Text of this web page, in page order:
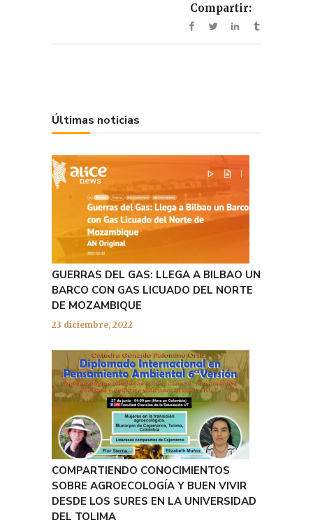
Compartir:
Últimas noticias
GUERRAS DEL GAS: LLEGA A BILBAO UN
BARCO CON GAS LICUADO DEL NORTE
DE MOZAMBIQUE
23 diciembre, 2022
COMPARTIENDO CONOCIMIENTOS
SOBRE AGROECOLOGÍA Y BUEN VIVIR
DESDE LOS SURES EN LA UNIVERSIDAD
DEL TOLIMA